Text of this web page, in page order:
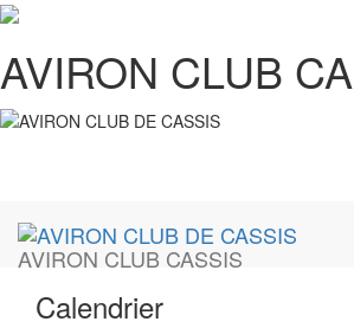
AVIRON CLUB
AVIRON CLUB CASSIS
Calendrier